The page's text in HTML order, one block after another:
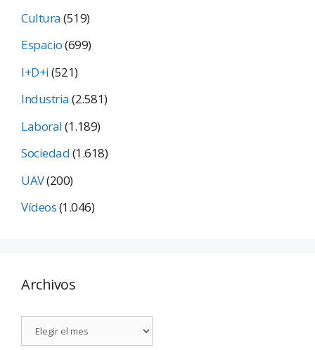
Cultura(519)
Espacio(699)
I+D+i(521)
Industria(2.581)
Laboral(1.189)
Sociedad(1.618)
UAV(200)
Vídeos(1.046)
Archivos